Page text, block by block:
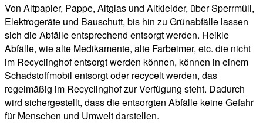
Von Altpapier, Pappe, Altglas und Altkleider, über Sperrmüll,
Elektrogeräte und Bauschutt, bis hin zu Grünabfälle lassen
sich die Abfälle entsprechend entsorgt werden. Heikle
Abfälle, wie alte Medikamente, alte Farbeimer, etc. die nicht
im Recyclinghof entsorgt werden können, können in einem
Schadstoffmobil entsorgt oder recycelt werden, das
regelmäßig im Recyclinghof zur Verfügung steht. Dadurch
wird sichergestellt, dass die entsorgten Abfälle keine Gefahr
für Menschen und Umwelt darstellen.